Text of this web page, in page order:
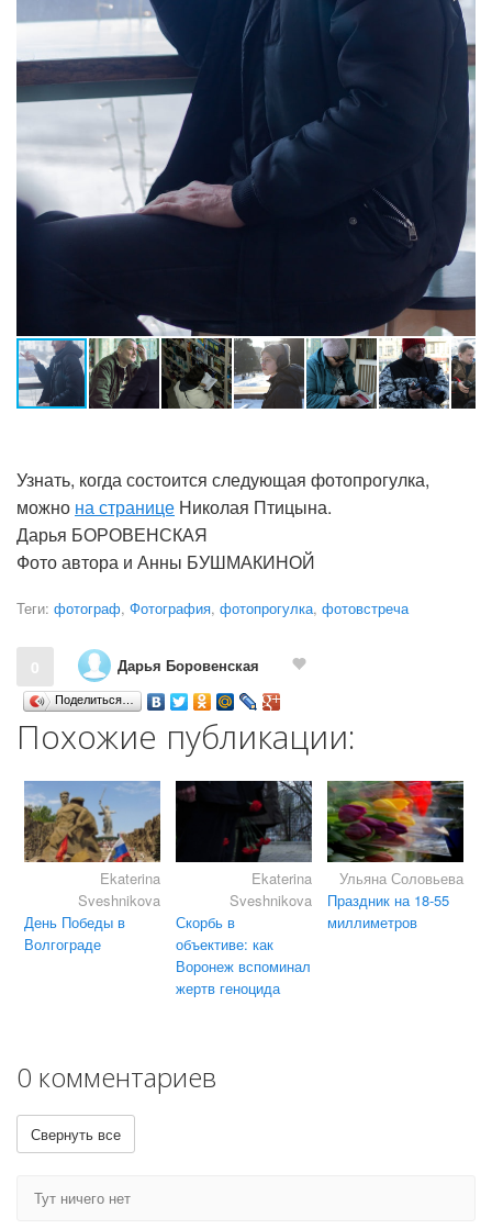
Узнать, когда состоится следующая фотопрогулка,
можно на странице Николая Птицына.
Дарья БОРОВЕНСКАЯ
Фото автора и Анны БУШМАКИНОЙ
Теги: фотограф, Фотография, фотопрогулка, фотовстреча
0 Дарья Боровенская
Поделиться…
Похожие публикации:
Ekaterina
Sveshnikova
День Победы в
Волгограде
Ekaterina
Sveshnikova
Скорбь в
объективе: как
Воронеж вспоминал
жертв геноцида
Ульяна Соловьева
Праздник на 18-55
миллиметров
0 комментариев
Свернуть все
Тут ничего нет